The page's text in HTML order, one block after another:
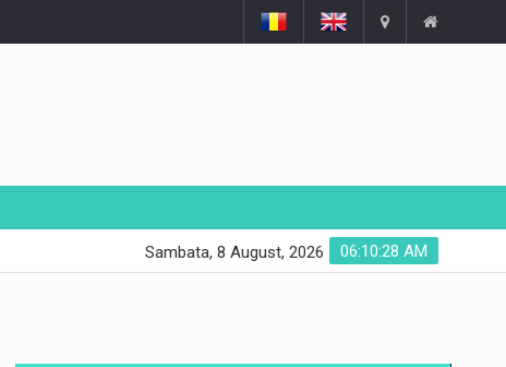
06:10:29 AM
Sambata, 8 August, 2026